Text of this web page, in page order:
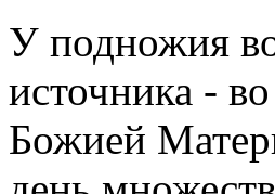
У подножия
источника -
Божией